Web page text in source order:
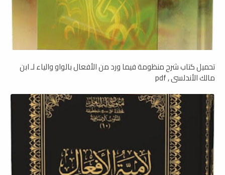
تحميل كتاب شرح منظومة فيما ورد من الأفعال بالواو والياء لـ ابن
مالك الأندلسي , pdf